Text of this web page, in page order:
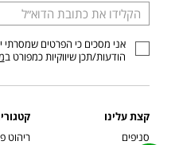
הכניסו
כתובת
דוא”לאני מסכים כי הפרטים שמסרתי
הודעות/תכן שיווקיות כמפורט ב
קצת עלינו
סניפים
ריהוט